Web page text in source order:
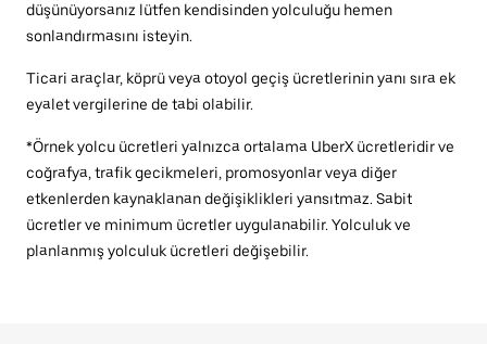
düşünüyorsanız lütfen kendisinden yolculuğu hemen
sonlandırmasını isteyin.
Ticari araçlar, köprü veya otoyol geçiş ücretlerinin yanı sıra ek
eyalet vergilerine de tabi olabilir.
*Örnek yolcu ücretleri yalnızca ortalama UberX ücretleridir ve
coğrafya, trafik gecikmeleri, promosyonlar veya diğer
etkenlerden kaynaklanan değişiklikleri yansıtmaz. Sabit
ücretler ve minimum ücretler uygulanabilir. Yolculuk ve
planlanmış yolculuk ücretleri değişebilir.